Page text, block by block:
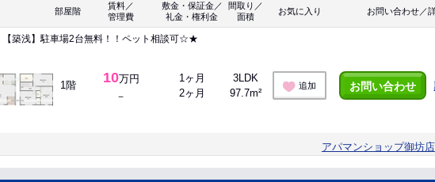
部屋階
賃料／
管理費
敷金・保証金／
礼金・権利金
間取り／
面積
お気に入り お問い合わせ／
【築浅】駐車場2台無料！！ペット相談可☆★
1階 10万円
－
1ヶ月
2ヶ月
3LDK
97.7m²
追加 お問い合わせ
アパマンショップ御坊店